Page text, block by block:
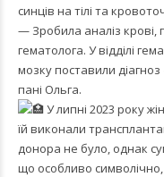
синців на тілі та
— Зробила аналіз крові,
гематолога. У відділі
мозку поставили діагноз
пані Ольга.
У липні 2023 року
їй виконали
донора не було, однак
що особливо